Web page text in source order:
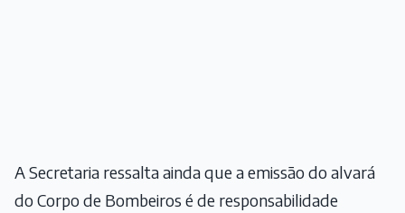
A Secretaria ressalta ainda que a emissão do alvará
do Corpo de Bombeiros é de responsabilidade